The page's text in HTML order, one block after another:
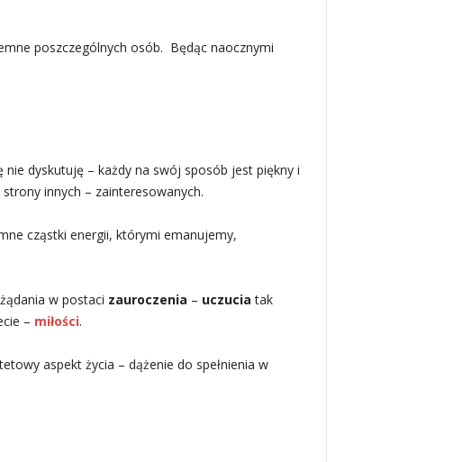
poszczególnych osób. Będąc naocznymi
dyskutuję – każdy na swój sposób jest piękny i
innych – zainteresowanych.
cząstki energii, którymi emanujemy,
w postaci zauroczenia – uczucia tak
– miłości.
aspekt życia – dążenie do spełnienia w